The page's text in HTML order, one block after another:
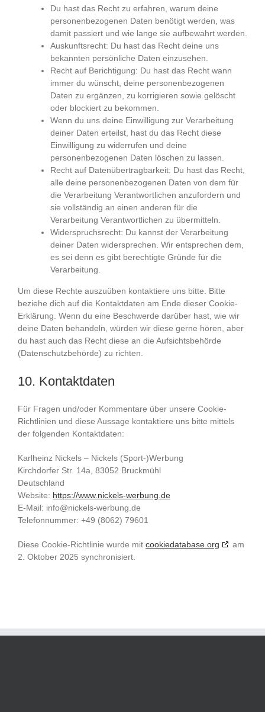
Du hast das Recht zu erfahren, warum deine
personenbezogenen Daten benötigt werden, was
damit passiert und wie lange sie aufbewahrt werden.
Auskunftsrecht: Du hast das Recht deine uns
bekannten persönliche Daten einzusehen.
Recht auf Berichtigung: Du hast das Recht wann
immer du wünscht, deine personenbezogenen
Daten zu ergänzen, zu korrigieren sowie gelöscht
oder blockiert zu bekommen.
Wenn du uns deine Einwilligung zur Verarbeitung
deiner Daten erteilst, hast du das Recht diese
Einwilligung zu widerrufen und deine
personenbezogenen Daten löschen zu lassen.
Recht auf Datenübertragbarkeit: Du hast das Recht,
alle deine personenbezogenen Daten von dem für
die Verarbeitung Verantwortlichen anzufordern und
sie vollständig an einen anderen für die
Verarbeitung Verantwortlichen zu übermitteln.
Widerspruchsrecht: Du kannst der Verarbeitung
deiner Daten widersprechen. Wir entsprechen dem,
es sei denn es gibt berechtigte Gründe für die
Verarbeitung.
Um diese Rechte auszuüben kontaktiere uns bitte. Bitte
beziehe dich auf die Kontaktdaten am Ende dieser Cookie-
Erklärung. Wenn du eine Beschwerde darüber hast, wie wir
deine Daten behandeln, würden wir diese gerne hören, aber
du hast auch das Recht diese an die Aufsichtsbehörde
(Datenschutzbehörde) zu richten.
10. Kontaktdaten
Für Fragen und/oder Kommentare über unsere Cookie-
Richtlinien und diese Aussage kontaktiere uns bitte mittels
der folgenden Kontaktdaten:
Karlheinz Nickels – Nickels (Sport-)Werbung
Kirchdorfer Str. 14a, 83052 Bruckmühl
Deutschland
Website: https://www.nickels-werbung.de
E-Mail: info@nickels-werbung.de
Telefonnummer: +49 (8062) 79601
Diese Cookie-Richtlinie wurde mit cookiedatabase.org
am
2. Oktober 2025 synchronisiert.